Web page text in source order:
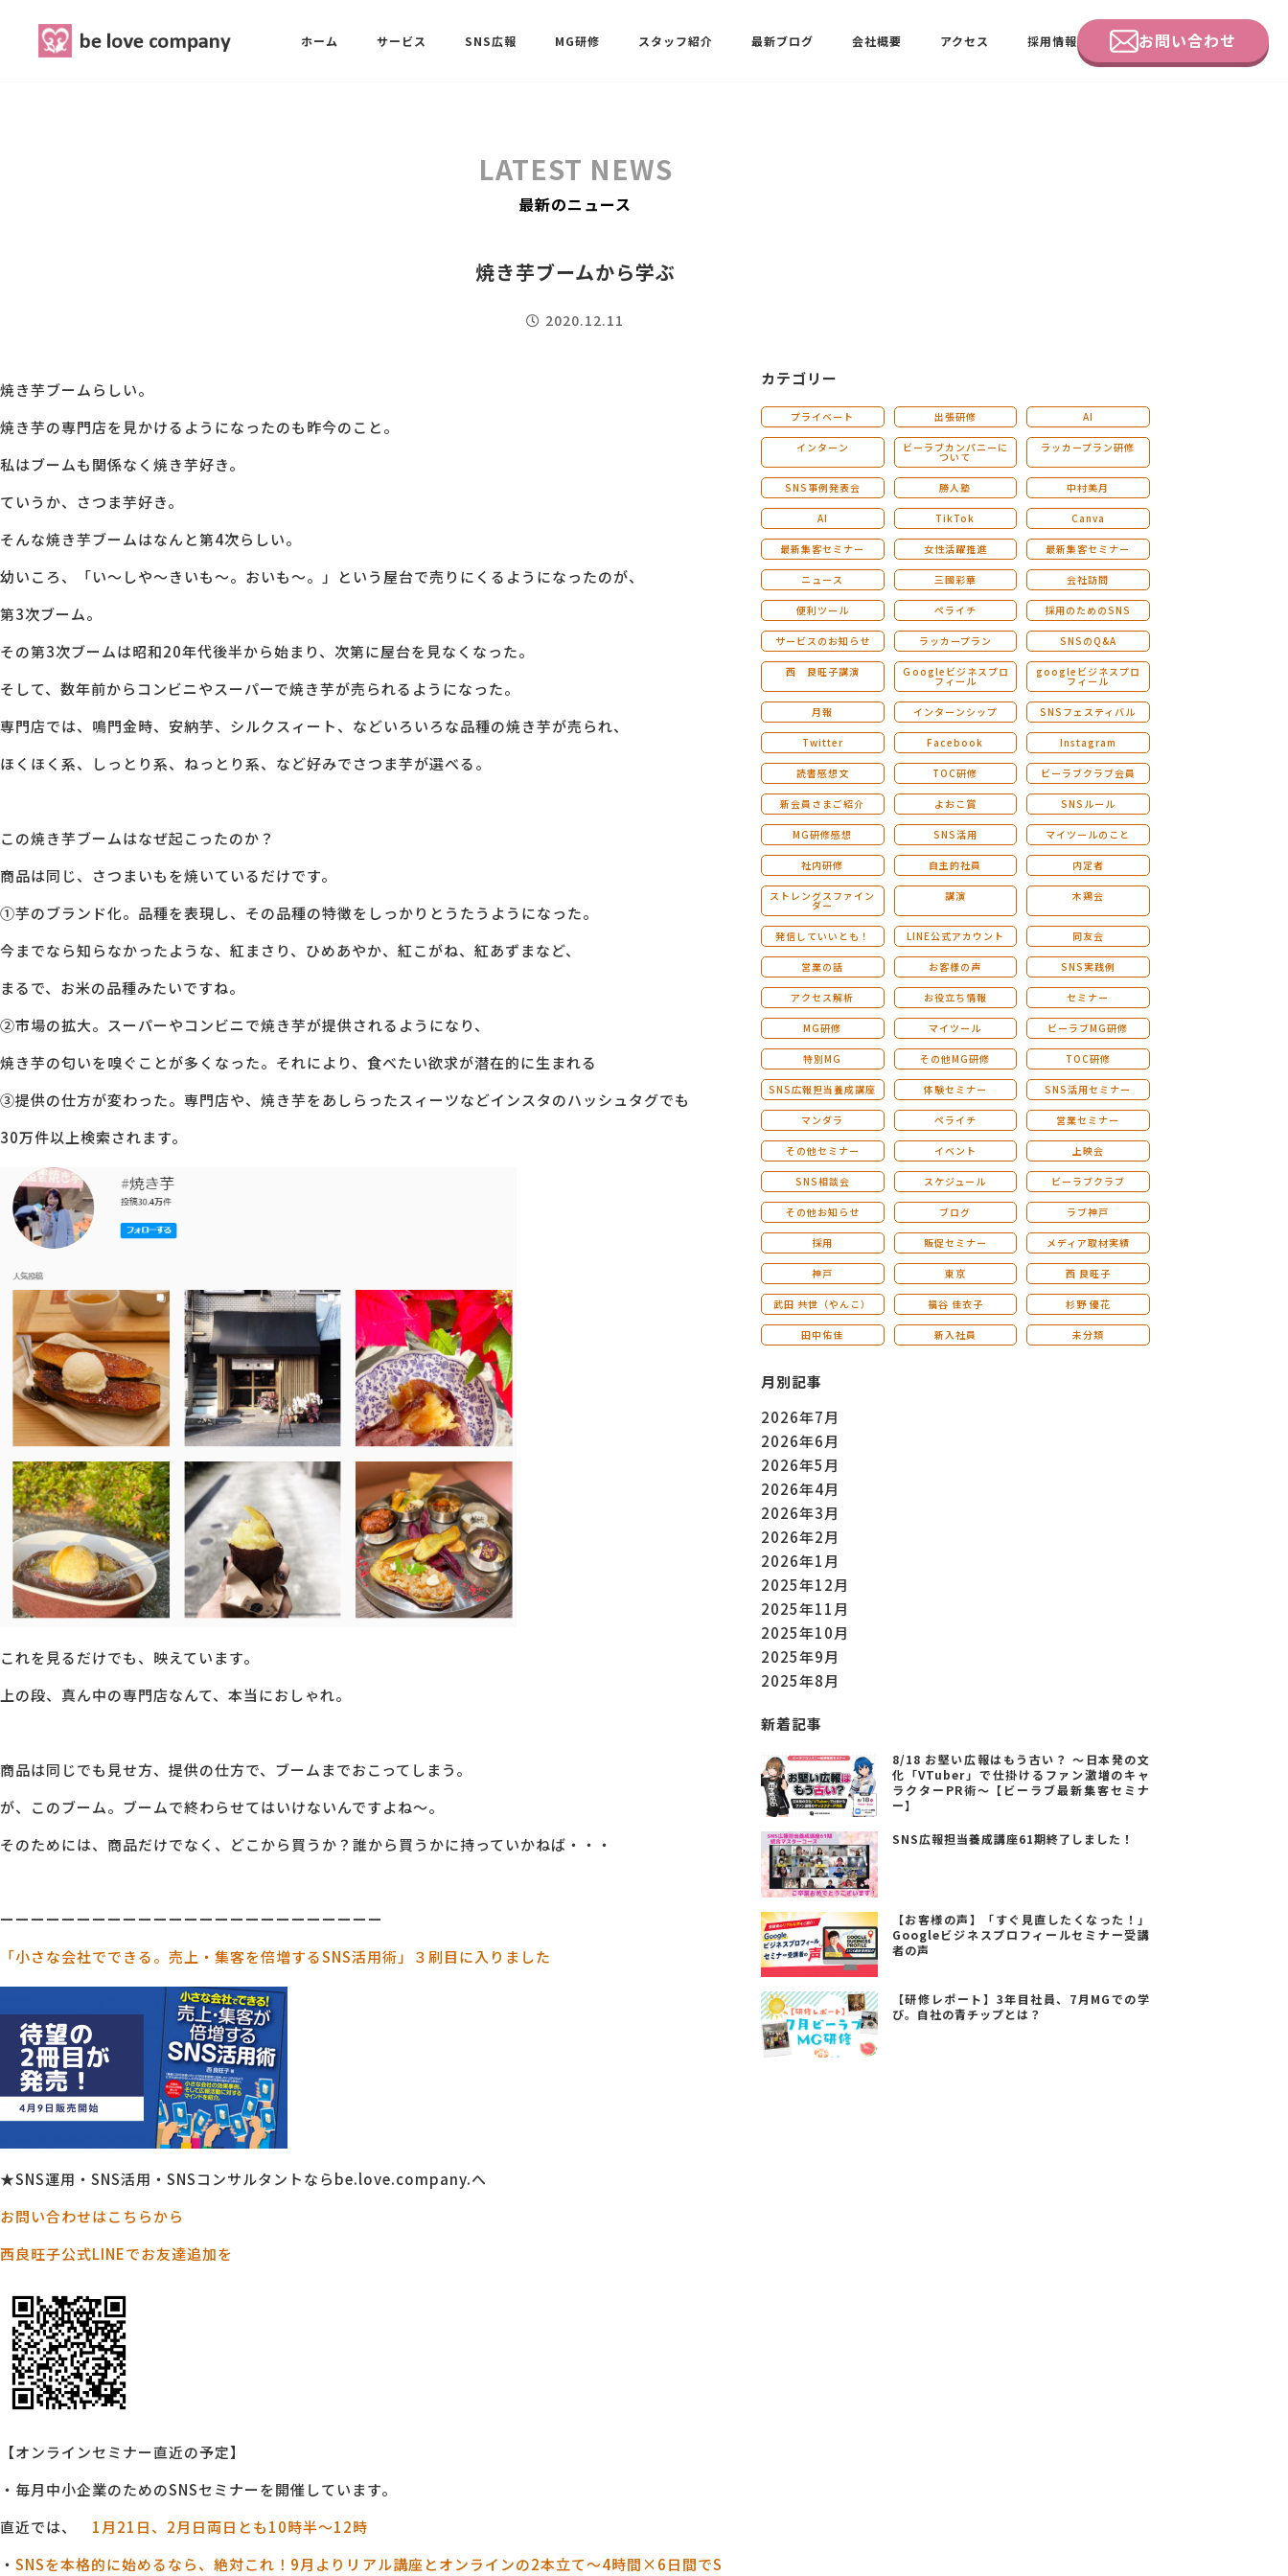
ホーム サービス
MG研修 ストレングスファインダー研修
SNS広報 MG研修 スタッフ紹介 最新ブログ 会社概要 アクセス 採用情報 お問い合わせ
最新ブログ
アクセス
採用情報
LATEST NEWS
最新のニュース
焼き芋ブームから学ぶ
2020.12.11
焼き芋ブームらしい。
焼き芋の専門店を見かけるようになったのも昨今のこと。
私はブームも関係なく焼き芋好き。
ていうか、さつま芋好き。
そんな焼き芋ブームはなんと第4次らしい。
幼いころ、「い～しや～きいも～。おいも～。」という屋台で売りにくるようになったのが、
第3次ブーム。
その第3次ブームは昭和20年代後半から始まり、次第に屋台を見なくなった。
そして、数年前からコンビニやスーパーで焼き芋が売られるようになった。
専門店では、鳴門金時、安納芋、シルクスィート、などいろいろな品種の焼き芋が売られ、
ほくほく系、しっとり系、ねっとり系、など好みでさつま芋が選べる。
この焼き芋ブームはなぜ起こったのか？
商品は同じ、さつまいもを焼いているだけです。
①芋のブランド化。品種を表現し、その品種の特徴をしっかりとうたうようになった。
今までなら知らなかったような、紅まさり、ひめあやか、紅こがね、紅あずまなど、
まるで、お米の品種みたいですね。
②市場の拡大。スーパーやコンビニで焼き芋が提供されるようになり、
焼き芋の匂いを嗅ぐことが多くなった。それにより、食べたい欲求が潜在的に生まれる
③提供の仕方が変わった。専門店や、焼き芋をあしらったスィーツなどインスタのハッシュタグでも
30万件以上検索されます。
これを見るだけでも、映えています。
上の段、真ん中の専門店なんて、本当におしゃれ。
商品は同じでも見せ方、提供の仕方で、ブームまでおこってしまう。
が、このブーム。ブームで終わらせてはいけないんですよね～。
そのためには、商品だけでなく、どこから買うか？誰から買うかに持っていかねば・・・
ーーーーーーーーーーーーーーーーーーーーーーーーー
「小さな会社でできる。売上・集客を倍増するSNS活用術」３刷目に入りました
★SNS運用・SNS活用・SNSコンサルタントならbe.love.company.へ
お問い合わせはこちらから
西良旺子公式LINEでお友達追加を
【オンラインセミナー直近の予定】
・毎月中小企業のためのSNSセミナーを開催しています。
直近では、 1月21日、2月日両日とも10時半～12時
・SNSを本格的に始めるなら、絶対これ！9月よりリアル講座とオンラインの2本立て～4時間×6日間でS
カテゴリー
プライベート 出張研修 AI
インターン ビーラブカンパニーに
ついて
ラッカープラン研修
SNS事例発表会 勝人塾 中村美月
AI TikTok Canva
最新集客セミナー 女性活躍推進 最新集客セミナー
ニュース 三國彩華 会社訪問
便利ツール ペライチ 採用のためのSNS
サービスのお知らせ ラッカープラン SNSのQ&A
西 良旺子講演 Ｇoogleビジネスプロ
フィール
googleビジネスプロ
フィール
月報 インターンシップ SNSフェスティバル
Twitter Facebook Instagram
読書感想文 TOC研修 ビーラブクラブ会員
新会員さまご紹介 よおこ賞 SNSルール
MG研修感想 SNS活用 マイツールのこと
社内研修 自主的社員 内定者
ストレングスファイン
ダー
講演 木鶏会
発信していいとも！ LINE公式アカウント 同友会
営業の話 お客様の声 SNS実践例
アクセス解析 お役立ち情報 セミナー
MG研修 マイツール ビーラブMG研修
特別MG その他MG研修 TOC研修
SNS広報担当養成講座 体験セミナー SNS活用セミナー
マンダラ ペライチ 営業セミナー
その他セミナー イベント 上映会
SNS相談会 スケジュール ビーラブクラブ
その他お知らせ ブログ ラブ神戸
採用 販促セミナー メディア取材実績
神戸 東京 西 良旺子
武田 共世（やんこ） 福谷 佳衣子 杉野 優花
田中佑佳 新入社員 未分類
月別記事
2026年7月
2026年6月
2026年5月
2026年4月
2026年3月
2026年2月
2026年1月
2025年12月
2025年11月
2025年10月
2025年9月
2025年8月
新着記事
8/18 お堅い広報はもう古い？ ～日本発の文
化「VTuber」で仕掛けるファン激増のキャ
ラクターPR術～【ビーラブ最新集客セミナ
ー】
SNS広報担当養成講座61期終了しました！
【お客様の声】「すぐ見直したくなった！」
Googleビジネスプロフィールセミナー受講
者の声
【研修レポート】3年目社員、7月MGでの学
び。自社の青チップとは？